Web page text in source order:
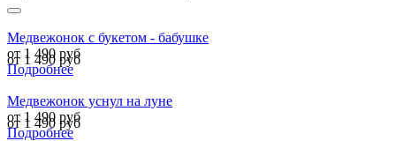
Медвежонок с букетом - бабушке
от 1 490 руб
от 1 490 руб
Подробнее
Медвежонок уснул на луне
от 1 490 руб
от 1 490 руб
Подробнее